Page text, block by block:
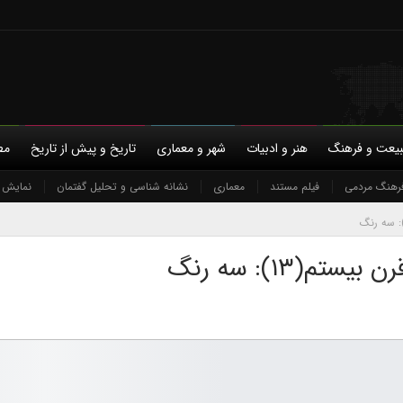
با ما حمایت مالی حریم خصوصی
و فرهنگ هنر و ادبیات
مردمی فیلم مستند معماری نشانه شناسی و تحلیل گفتمان نمایش
شهر و معماری تاریخ و پیش از تاریخ
سه رنگ